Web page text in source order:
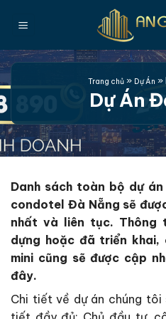
qua
dung
Trang chủ» Dự Án »
Dự Án
Danh sách toàn bộ dự
condotel Đà Nẵng sẽ
nhất và liên tục. Thông
dựng hoặc đã triển khai,
mini cũng sẽ được cập
đây.
Chi tiết về dự án chúng